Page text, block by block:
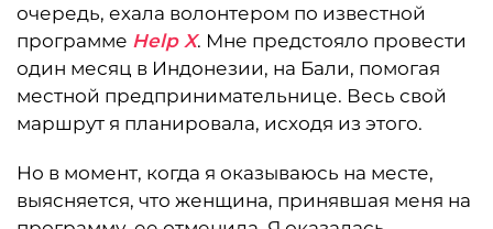
очередь, ехала волонтером по известной
программе Help X. Мне предстояло провести
один месяц в Индонезии, на Бали, помогая
местной предпринимательнице. Весь свой
маршрут я планировала, исходя из этого.
Но в момент, когда я оказываюсь на месте,
выясняется, что женщина, принявшая меня на